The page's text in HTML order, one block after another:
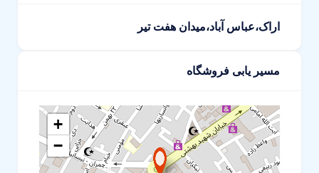
اراک،عباس آباد،میدان هفت تیر
مسیر یابی فروشگاه
+
−